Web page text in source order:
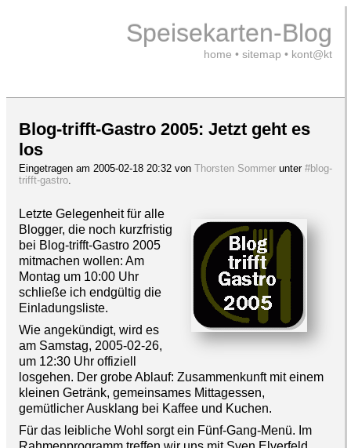
Speisekarten-Blog
home • sitemap • kont@kt
Blog-trifft-Gastro 2005: Jetzt geht es
los
Eingetragen am 2005-02-18 20:32 von Thorsten Sommer unter #blog-
trifft-gastro.
Letzte Gelegenheit für alle
Blogger, die noch kurzfristig
bei Blog-trifft-Gastro 2005
mitmachen wollen: Am
Montag um 10:00 Uhr
schließe ich endgültig die
Einladungsliste.
Wie angekündigt, wird es
am Samstag, 2005-02-26,
um 12:30 Uhr offiziell
losgehen. Der grobe Ablauf: Zusammenkunft mit einem
kleinen Getränk, gemeinsames Mittagessen,
gemütlicher Ausklang bei Kaffee und Kuchen.
Für das leibliche Wohl sorgt ein Fünf-Gang-Menü. Im